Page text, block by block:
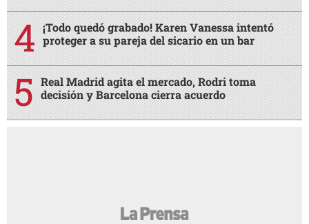
¡Todo quedó grabado! Karen Vanessa intentó
proteger a su pareja del sicario en un bar
Real Madrid agita el mercado, Rodri toma
decisión y Barcelona cierra acuerdo